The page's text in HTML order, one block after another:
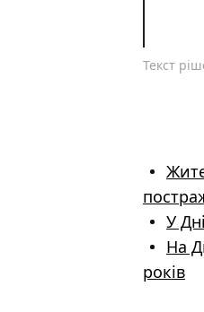
Текст
У
На
років